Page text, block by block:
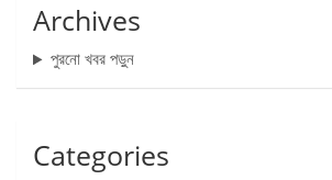
Archives
পুরনো খবর পড়ুন
Categories